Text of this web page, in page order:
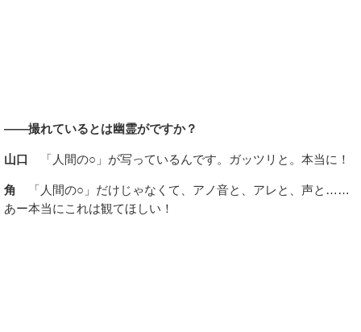
――撮れているとは幽霊がですか？
山口 「人間の○」が写っているんです。ガッツリと。本当に！
角
「人間の○」だけじゃなくて、アノ音と、アレと、声と……
あー本当にこれは観てほしい！